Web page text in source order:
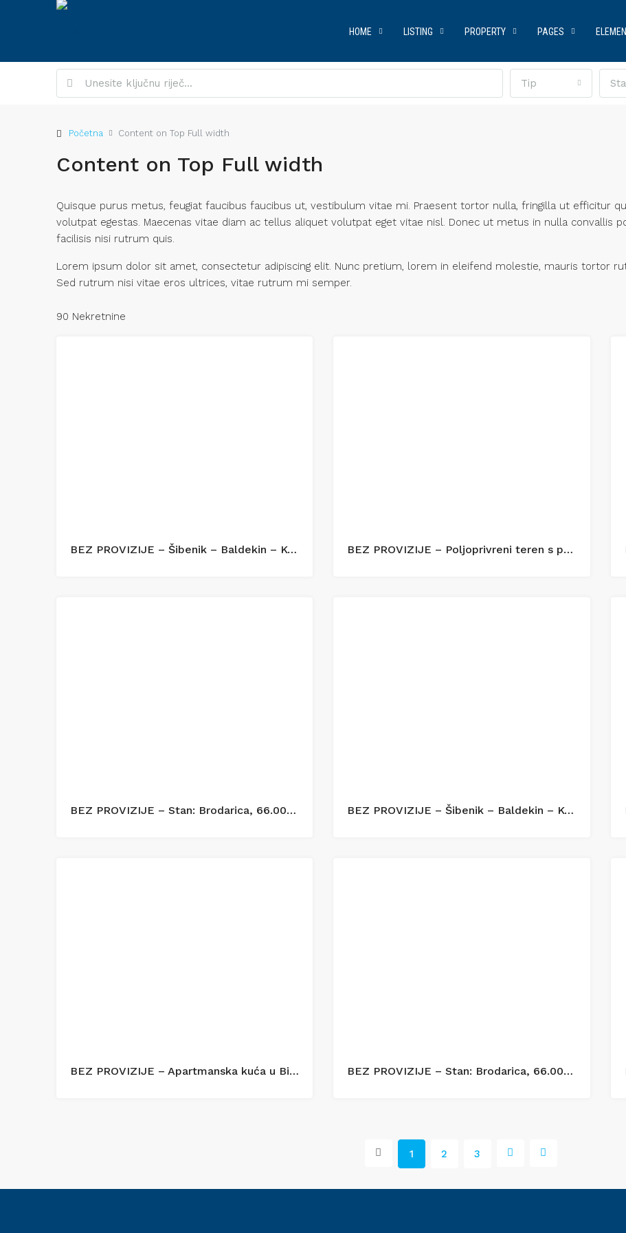
HOME LISTING PROPERTY PAGES
Tip
Početna Content on Top Full width
Content on Top Full width
Quisque purus metus, feugiat faucibus faucibus ut, vestibulum vitae mi. Praesent tortor nulla, fringilla ut efficitur
volutpat egestas. Maecenas vitae diam ac tellus aliquet volutpat eget vitae nisl. Donec ut metus in nulla convallis
facilisis nisi rutrum quis.
Lorem ipsum dolor sit amet, consectetur adipiscing elit. Nunc pretium, lorem in eleifend molestie, mauris tortor
Sed rutrum nisi vitae eros ultrices, vitae rutrum mi semper.
90 Nekretnine
BEZ PROVIZIJE – Šibenik – Baldekin – Kompletno renoviran i opremljen stan 42 m² BEZ PROVIZIJE – Poljoprivreni teren s panoramskim pogledom na more – Zečevo Rogozničko
BEZ PROVIZIJE – Stan: Brodarica, 66.00 m2, novogradnja BEZ PROVIZIJE – Šibenik – Baldekin – Kompletno renoviran i opremljen stan 42 m²
BEZ PROVIZIJE – Apartmanska kuća u Bilicama s uhodanim turističkim najmom BEZ PROVIZIJE – Stan: Brodarica, 66.00 m2, novogradnja
1 2 3